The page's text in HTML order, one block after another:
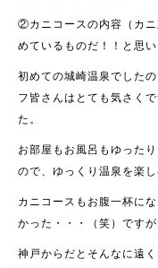
②カニコースの内容（カ
めているものだ！！と思
初めての城崎温泉でした
フ皆さんはとても気さく
た。
お部屋もお風呂もゆった
ので、ゆっくり温泉を楽
カニコースもお腹一杯に
かった・・・（笑）ですが
神戸からだとそんなに遠